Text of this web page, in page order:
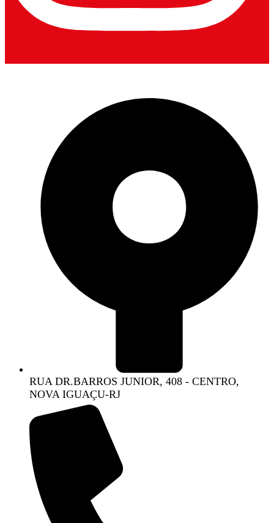
RUA DR.BARROS JUNIOR, 408 - CENTRO,
NOVA IGUAÇU-RJ